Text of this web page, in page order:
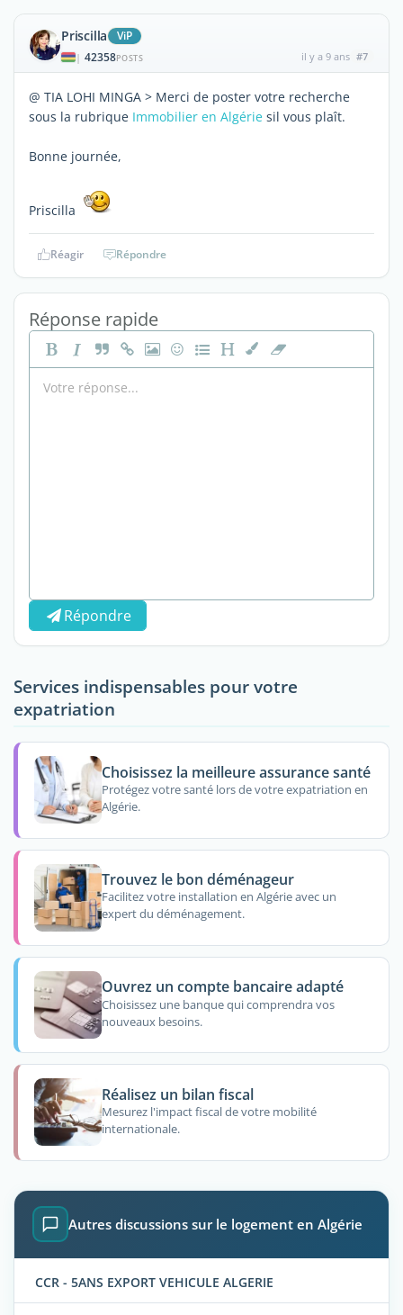
Priscilla ViP
| 42358POSTS il y a 9 ans #7
@ TIA LOHI MINGA > Merci de poster votre recherche
sous la rubrique Immobilier en Algérie sil vous plaît.
Bonne journée,
Priscilla
Réagir Répondre
Réponse rapide
Répondre
Services indispensables pour votre
expatriation
Choisissez la meilleure assurance santé
Protégez votre santé lors de votre expatriation en
Algérie.
Trouvez le bon déménageur
Facilitez votre installation en Algérie avec un
expert du déménagement.
Ouvrez un compte bancaire adapté
Choisissez une banque qui comprendra vos
nouveaux besoins.
Réalisez un bilan fiscal
Mesurez l'impact fiscal de votre mobilité
internationale.
Autres discussions sur le logement en Algérie
CCR - 5ANS EXPORT VEHICULE ALGERIE